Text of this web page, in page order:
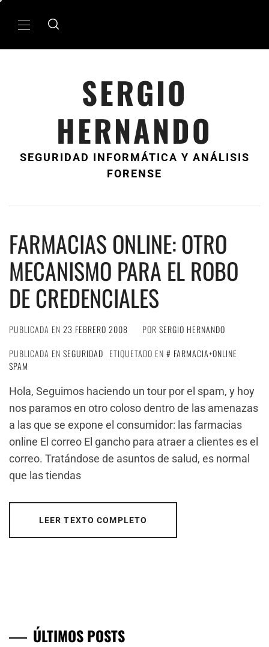
MenÃº
SERGIO
HERNANDO
SEGURIDAD INFORMÁTICA Y ANÁLISIS
FORENSE
FARMACIAS ONLINE: OTRO
MECANISMO PARA EL ROBO
DE CREDENCIALES
PUBLICADA EN 23 FEBRERO 2008 POR SERGIO HERNANDO
PUBLICADA EN SEGURIDAD ETIQUETADO EN
FARMACIA+ONLINE
SPAM
Hola, Seguimos haciendo un tour por el spam, y hoy
nos paramos en otro coloso dentro de las amenazas
a las que se expone el consumidor: las farmacias
online El correo El gancho para atraer a clientes es el
correo. Tratándose de asuntos de salud, es normal
que las tiendas
LEER TEXTO COMPLETO
ÚLTIMOS POSTS